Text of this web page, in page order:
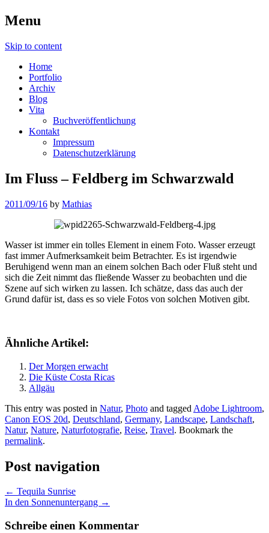
Menu
Skip to content
Home
Portfolio
Archiv
Blog
Vita
Buchveröffentlichung
Kontakt
Impressum
Datenschutzerklärung
Im Fluss – Feldberg im Schwarzwald
2011/09/16 by Mathias
Wasser ist immer ein tolles Element in einem Foto. Wasser erzeugt
fast immer Aufmerksamkeit beim Betrachter. Es ist irgendwie
Beruhigend wenn man an einem solchen Bach oder Fluß steht und
sich die Zeit nimmt das fließende Wasser zu beobachten und die
Szene auf sich wirken zu lassen. Ich schätze, dass das auch der
Grund dafür ist, dass es so viele Fotos von solchen Motiven gibt.
Ähnliche Artikel:
Der Morgen erwacht
Die Küste Costa Ricas
Allgäu
This entry was posted in Natur, Photo and tagged Adobe Lightroom,
Canon EOS 20d, Deutschland, Germany, Landscape, Landschaft,
Natur, Nature, Naturfotografie, Reise, Travel. Bookmark the
permalink.
Post navigation
← Tequila Sunrise
In den Sonnenuntergang →
Schreibe einen Kommentar